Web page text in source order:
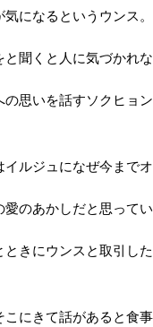
になるというウンス。
と聞くと人に気づかれ
思いを話すソクヒョ
イルジュになぜ今まで
愛のあかしだと思って
ときにウンスと取引し
にきて話があると食事